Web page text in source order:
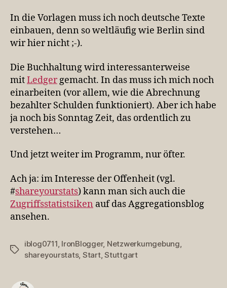
In die Vorlagen muss ich noch deutsche Texte
einbauen, denn so weltläufig wie Berlin sind
wir hier nicht ;-).
Die Buchhaltung wird interessanterweise
mitLedgergemacht. In das muss ich mich noch
einarbeiten (vor allem, wie die Abrechnung
bezahlter Schulden funktioniert). Aber ich habe
ja noch bis Sonntag Zeit, das ordentlich zu
verstehen…
Und jetzt weiter im Programm, nur öfter.
Ach ja: im Interesse der Offenheit (vgl.
#shareyourstats) kann man sich auch die
Zugriffsstatistsiken auf das Aggregationsblog
ansehen.
Schlagwörter
iblog0711, IronBlogger, Netzwerkumgebung,
shareyourstats, Start,Stuttgart